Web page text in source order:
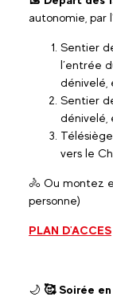
autonomie, par
Sentier
l’entrée
dénivelé,
Sentier
dénivelé,
vers le
🚴 Ou montez
personne)
PLAN D'ACCES
🌙 🥰 Soirée